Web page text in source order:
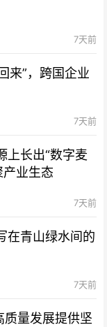
7天前
来”，跨国企业
7天前
上长出“数字麦
产业生态
7天前
在青山绿水间的
7天前
质量发展提供坚